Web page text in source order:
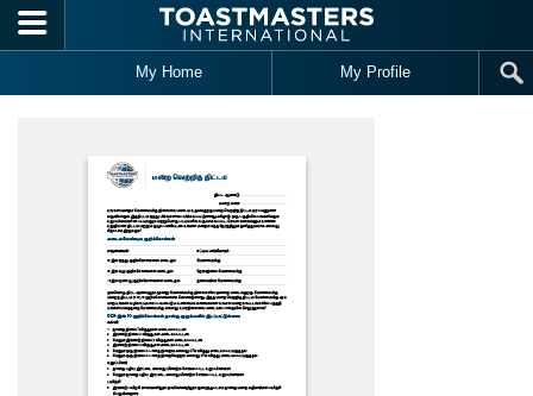
Skip to main content
My Home My Profile